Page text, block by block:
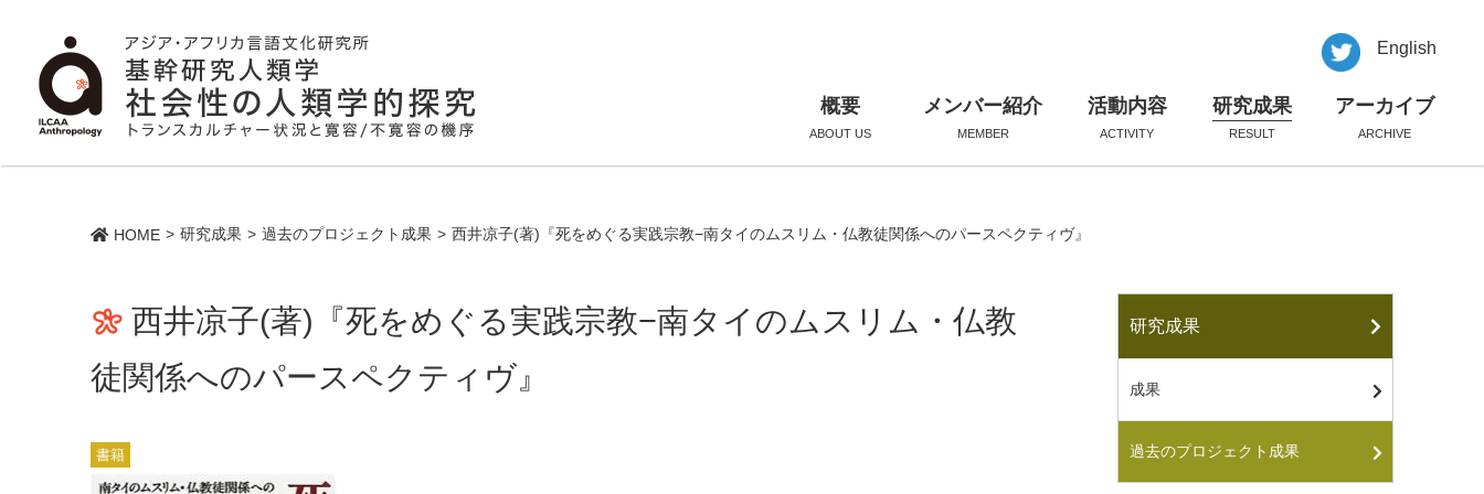
English
概要
ABOUT US
メンバー紹介
MEMBER
活動内容
ACTIVITY
研究成果
RESULT
アーカイブ
ARCHIVE
HOME 研究成果 過去のプロジェクト成果 西井凉子(著)『死をめぐる実践宗教−南タイのムスリム・仏教徒関係へのパースペクティヴ』
西井凉子(著)『死をめぐる実践宗教−南タイのムスリム・仏教
徒関係へのパースペクティヴ』
書籍
研究成果
成果
過去のプロジェクト成果